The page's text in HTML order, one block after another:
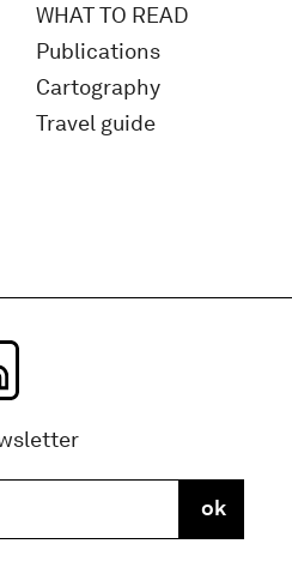
WHAT TO READ
Publications
Cartography
Travel guide